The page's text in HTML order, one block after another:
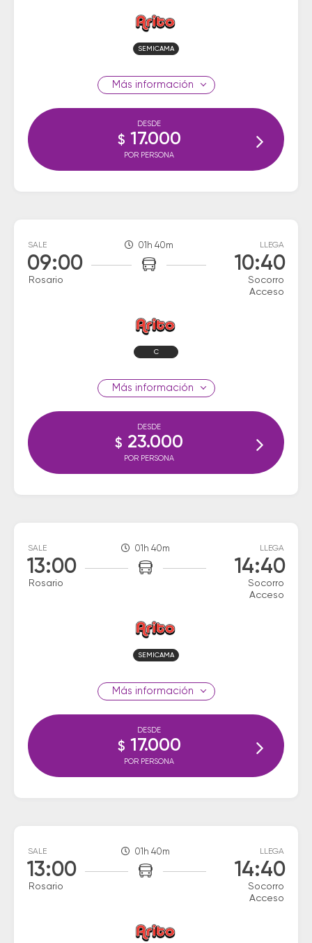
SEMICAMA
información
DESDE
$ 17.000
POR PERSONA
SALE
09:00
Rosario
01h 40m LLEGA
10:40
Socorro
Acceso
C
información
DESDE
$ 23.000
POR PERSONA
SALE
13:00
Rosario
01h 40m LLEGA
14:40
Socorro
Acceso
SEMICAMA
información
DESDE
$ 17.000
POR PERSONA
SALE
13:00
Rosario
01h 40m LLEGA
14:40
Socorro
Acceso